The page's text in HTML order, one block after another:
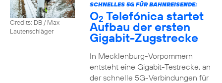
Credits: DB / Max
Lautenschläger
SCHNELLES 5G FÜR BAHNREISENDE:
O2 Telefónica startet
Aufbau der ersten
Gigabit-Zugstrecke
In Mecklenburg-Vorpommern
entsteht eine Gigabit-Testrecke, an
der schnelle 5G-Verbindungen für